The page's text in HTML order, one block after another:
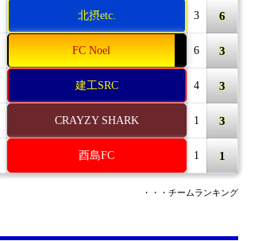
北摂etc. 3 6
FC Noel 6 3
建工SRC 4 3
CRAYZY SHARK 1 3
酉島FC 1 1
・・・チームランキング